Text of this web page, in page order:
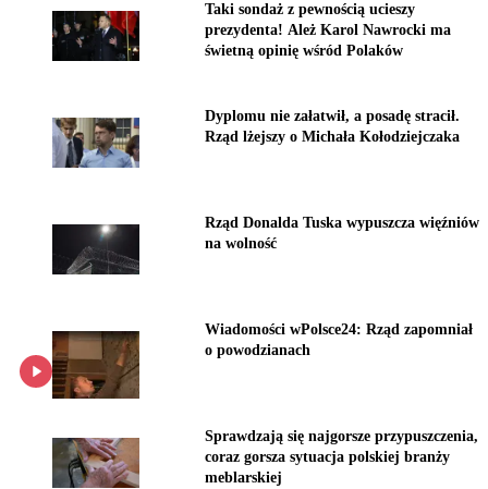
Taki sondaż z pewnością ucieszy
prezydenta! Ależ Karol Nawrocki ma
świetną opinię wśród Polaków
Dyplomu nie załatwił, a posadę stracił.
Rząd lżejszy o Michała Kołodziejczaka
Rząd Donalda Tuska wypuszcza więźniów
na wolność
Wiadomości wPolsce24: Rząd zapomniał
o powodzianach
Sprawdzają się najgorsze przypuszczenia,
coraz gorsza sytuacja polskiej branży
meblarskiej